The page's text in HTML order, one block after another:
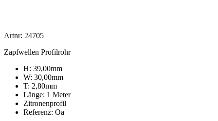
Artnr: 24705
Zapfwellen Profilrohr
H: 39,00mm
W: 30,00mm
T: 2,80mm
Länge: 1 Meter
Zitronenprofil
Referenz: Oa